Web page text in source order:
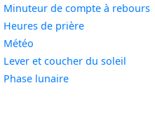
Minuteur de compte à rebours
Heures de prièreWidget
Météo
Lever et coucher du soleil
Phase lunaireWidget